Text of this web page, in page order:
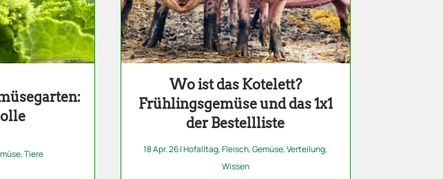
,Tiere
Wo ist das Kotelett?
Frühlingsgemüse und das 1x1
der Bestellliste
18 Apr. 26|Hofalltag,Fleisch,Gemüse,Verteilung,
Wissen